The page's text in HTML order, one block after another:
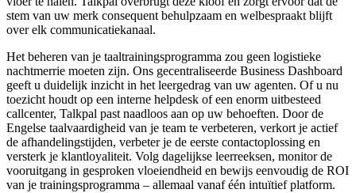
stem van uw merk consequent behulpzaam en welbespraakt blijft
over elk communicatiekanaal.
Het beheren van je taaltrainingsprogramma zou geen logistieke
nachtmerrie moeten zijn. Ons gecentraliseerde Business Dashboard
geeft u duidelijk inzicht in het leergedrag van uw agenten. Of u nu
toezicht houdt op een interne helpdesk of een enorm uitbesteed
callcenter, Talkpal past naadloos aan op uw behoeften. Door de
Engelse taalvaardigheid van je team te verbeteren, verkort je actief
de afhandelingstijden, verbeter je de eerste contactoplossing en
versterk je klantloyaliteit. Volg dagelijkse leerreeksen, monitor de
vooruitgang in gesproken vloeiendheid en bewijs eenvoudig de ROI
van je trainingsprogramma – allemaal vanaf één intuïtief platform.